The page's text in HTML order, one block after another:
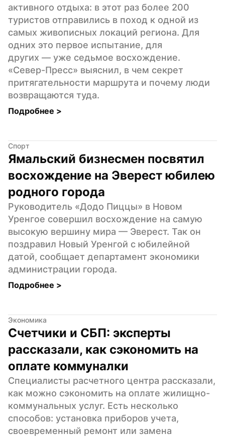
активного отдыха: в этот раз более 200
туристов отправились в поход к одной из
самых живописных локаций региона. Для
одних это первое испытание, для
других — уже седьмое восхождение.
«Север-Пресс» выяснил, в чем секрет
притягательности маршрута и почему люди
возвращаются туда.
Подробнее >
Спорт
Ямальский бизнесмен посвятил
восхождение на Эверест юбилею
родного города
Руководитель «Додо Пиццы» в Новом
Уренгое совершил восхождение на самую
высокую вершину мира — Эверест. Так он
поздравил Новый Уренгой с юбилейной
датой, сообщает департамент экономики
администрации города.
Подробнее >
Экономика
Счетчики и СБП: эксперты
рассказали, как сэкономить на
оплате коммуналки
Специалисты расчетного центра рассказали,
как можно сэкономить на оплате жилищно-
коммунальных услуг. Есть несколько
способов: установка приборов учета,
своевременный ремонт или замена